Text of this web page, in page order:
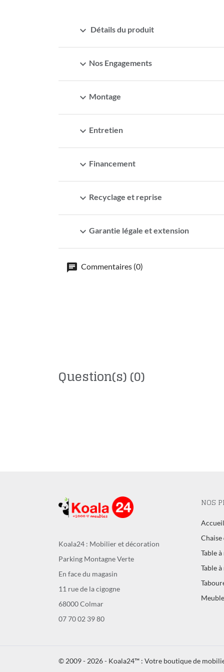
expand_more Détails du produit
expand_more Nos Engagements
expand_more Montage
expand_more Entretien
expand_more Financement
expand_more Recyclage et reprise
expand_more Garantie légale et extension
Commentaires (0)
Question(s)(0)
Koala24 : Mobilier et décoration
Parking Montagne Verte
En face du magasin
11 rue de la cigogne
68000 Colmar
07 70 02 39 80
NOS
Accueil
Chaise
Table
Table
© 2009 - 2026 - Koala24™ : Votre boutique de